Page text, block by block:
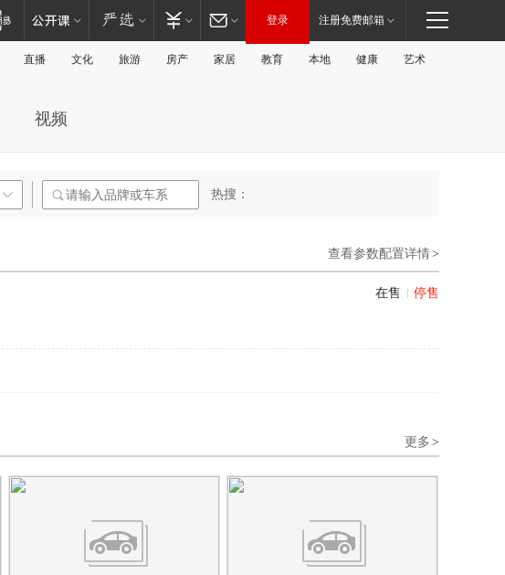
登录 注册免费邮箱
直播 文化 旅游 房产 家居 教育 本地 健康 艺术
视频
热搜：
查看参数配置详情>
在售 停售
更多 >